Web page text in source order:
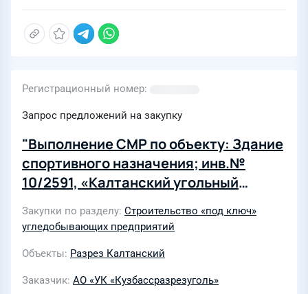
Регистрационный номер
Запрос предложений на закупку
"Выполнение СМР по объекту: Здание
спортивного назначения; инв.№
10/2591, «Калтанский угольный
в 2026г."
Закупки по разделу Строительство «под ключ»
угледобывающих предприятий
Объекты Разрез Калтанский
Заказчик АО «УК «Кузбассразрезуголь»